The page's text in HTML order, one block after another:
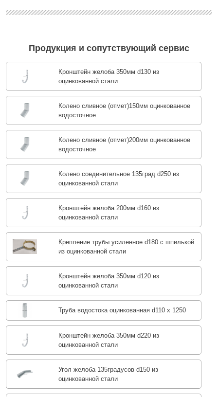
Продукция и сопутствующий сервис
Кронштейн желоба 350мм d130 из
оцинкованной стали
Колено сливное (отмет)150мм оцинкованное
водосточное
Колено сливное (отмет)200мм оцинкованное
водосточное
Колено соединительное 135град d250 из
оцинкованной стали
Кронштейн желоба 200мм d160 из
оцинкованной стали
Крепление трубы усиленное d180 с шпилькой
из оцинкованной стали
Кронштейн желоба 350мм d120 из
оцинкованной стали
Труба водостока оцинкованная d110 х 1250
Кронштейн желоба 350мм d220 из
оцинкованной стали
Угол желоба 135градусов d150 из
оцинкованной стали